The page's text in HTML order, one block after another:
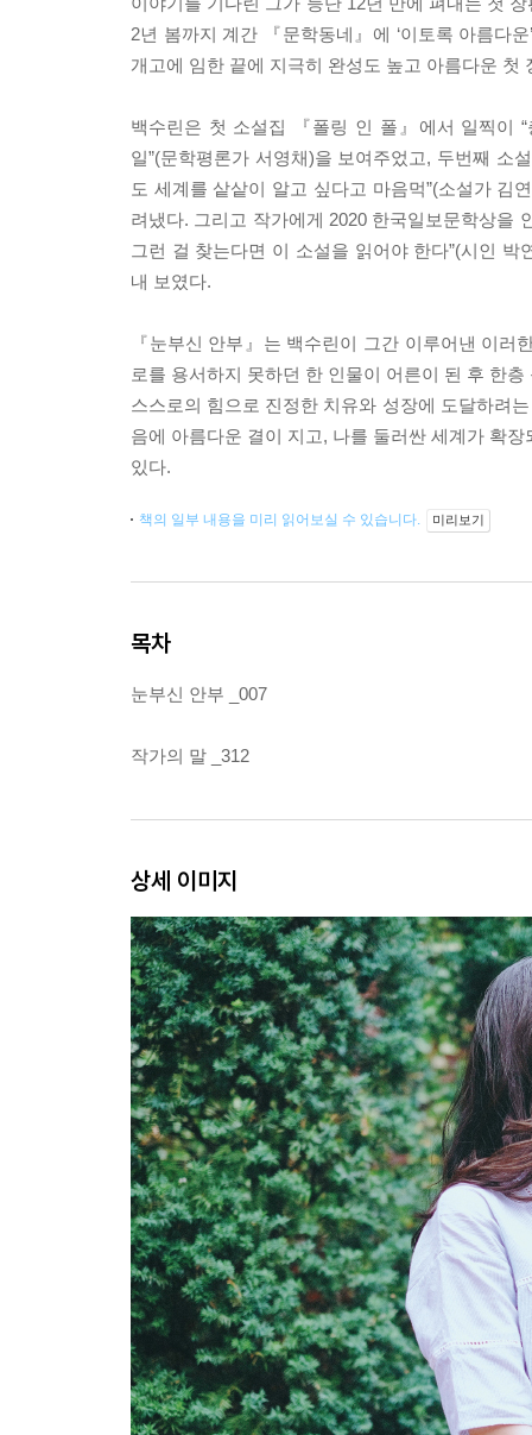
2년 봄까지 계간 『문학동네』에 ‘이토록 아름다
개고에 임한 끝에 지극히 완성도 높고 아름다운 첫
백수린은 첫 소설집 『폴링 인 폴』에서 일찍이
일”(문학평론가 서영채)을 보여주었고, 두번째 소
도 세계를 샅샅이 알고 싶다고 마음먹”(소설가 김
려냈다. 그리고 작가에게 2020 한국일보문학상을
그런 걸 찾는다면 이 소설을 읽어야 한다”(시인
내 보였다.
『눈부신 안부』는 백수린이 그간 이루어낸 이
로를 용서하지 못하던 한 인물이 어른이 된 후 한
스스로의 힘으로 진정한 치유와 성장에 도달하려
음에 아름다운 결이 지고, 나를 둘러싼 세계가 확
있다.
책의 일부 내용을 미리 읽어보실 수 있습니다. 미리보기
목차
눈부신 안부 _007
작가의 말 _312
상세 이미지